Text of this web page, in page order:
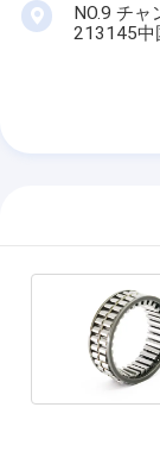
NO.9 チ
213145中